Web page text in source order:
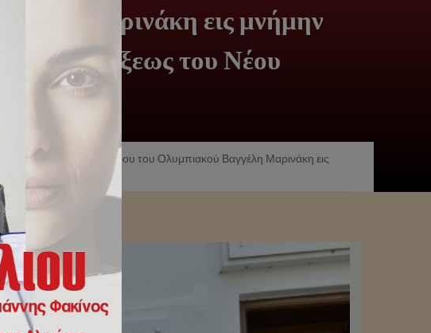
Μαρινάκη εις μνήμην
Ενάρξεως του Νέου
δωρεά του Προέδρου του Ολυμπιακού Βαγγέλη Μαρινάκη εις